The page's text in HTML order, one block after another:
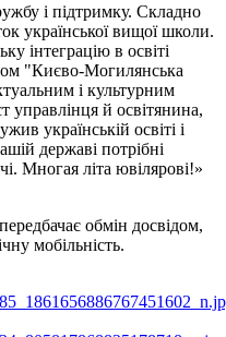
і підтримку. Складно
української вищої школи.
інтеграцію в освіті
"Києво-Могилянська
і культурним
й освітянина,
українській освіті і
державі потрібні
Многая літа ювілярові!»
обмін досвідом,
мобільність.